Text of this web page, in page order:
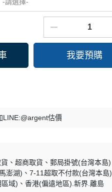
我要預購
LINE:@argent估價
超商取貨
郵局掛號(台灣本島)
澎湖)
7-11超取不付款(台灣本島)
域)
香港(偏遠地區).新界.離島